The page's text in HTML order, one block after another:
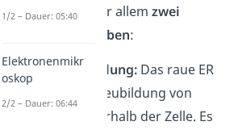
Dasraue ERhat vor allemzwei
Aufgaben:
Proteinherstellung: Das raue ER
sorgt für die Neubildung von
Proteinen innerhalb der Zelle. Es
1/2 – Dauer: 05:40
Elektronenmikr
oskop
2/2 – Dauer: 06:44